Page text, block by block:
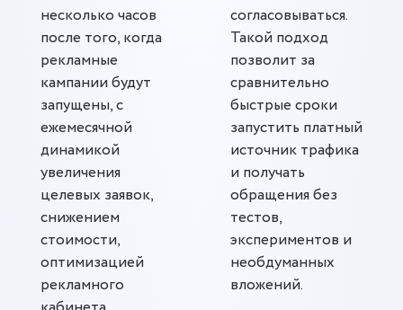
несколько часов
после того, когда
рекламные
кампании будут
запущены, с
ежемесячной
динамикой
увеличения
целевых заявок,
снижением
стоимости,
оптимизацией
рекламного
согласовываться.
Такой подход
позволит за
сравнительно
быстрые сроки
запустить платный
источник трафика
и получать
обращения без
тестов,
экспериментов и
необдуманных
вложений.